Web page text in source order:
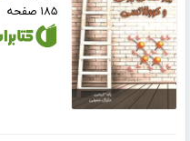
۱۸۵ صفحه